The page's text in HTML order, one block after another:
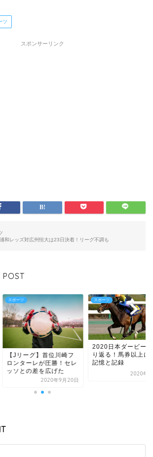
ツ
スポンサーリンク
和レッズ対広州恒大は23日決着！リーグ不調も
POST
スポーツ
【Jリーグ】首位川崎フ
ロンターレが圧勝！セレ
ッソとの差を広げた
2020年9月20日
スポーツ
2020日本ダービー
り返る！馬券以上に
記憶と記録
2020年6